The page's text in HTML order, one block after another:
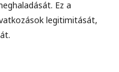
Ez a
legitimitását,